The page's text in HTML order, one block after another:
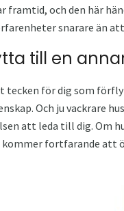
och den här
snarare än
till en
tecken för dig som
Och ju vackrare
att leda till dig. Om
fortfarande att